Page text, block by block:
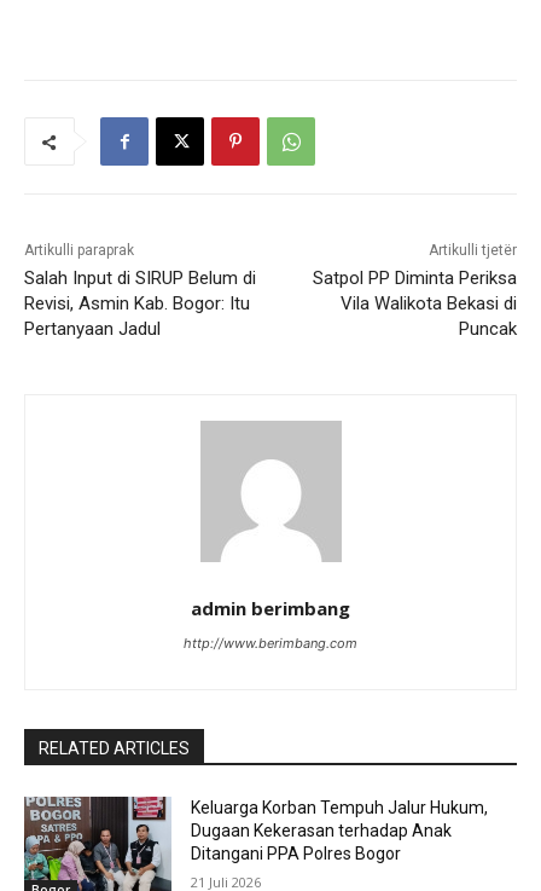
Artikulli paraprak
Salah Input di SIRUP Belum di
Revisi, Asmin Kab. Bogor: Itu
Pertanyaan Jadul
Artikulli tjetër
Satpol PP Diminta Periksa
Vila Walikota Bekasi di
Puncak
admin berimbang
http://www.berimbang.com
RELATED ARTICLES
Keluarga Korban Tempuh Jalur Hukum,
Dugaan Kekerasan terhadap Anak
Ditangani PPA Polres Bogor
21 Juli 2026